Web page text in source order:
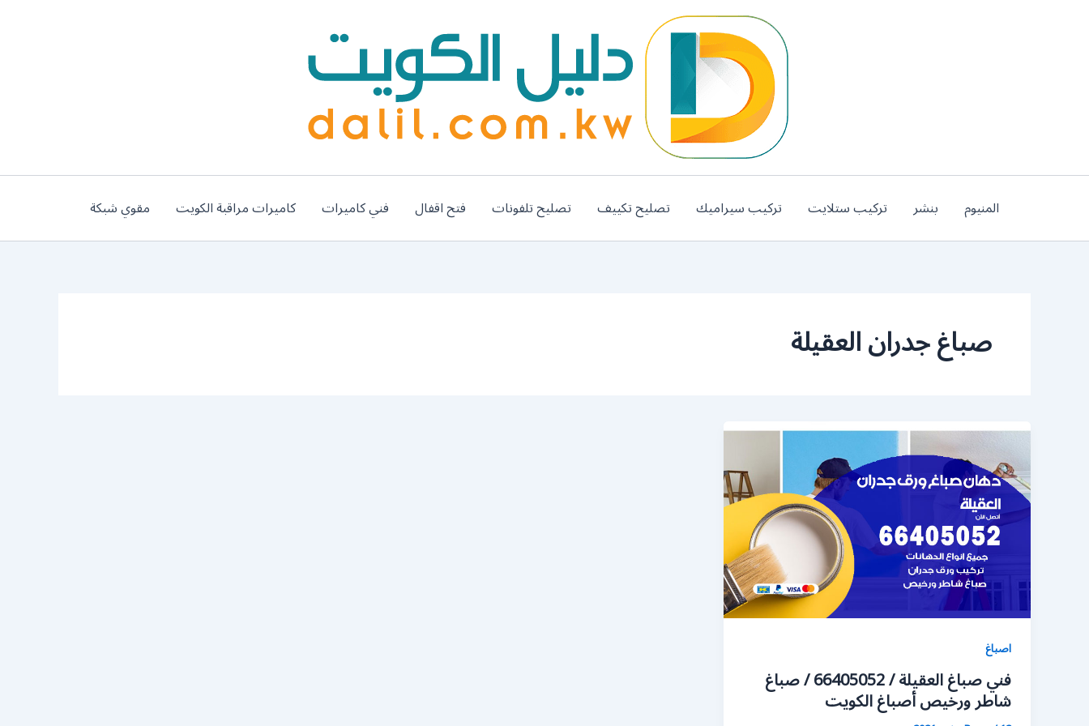
المنيوم بنشر تركيب ستلايت تركيب سيراميك تصليح تكييف تصليح تلفونات فتح اقفال فني كاميرات كاميرات مراقبة الكويت مقوي شبكة
صباغ جدران العقيلة
اصباغ
فني صباغ العقيلة / 66405052 / صباغ
شاطر ورخيص أصباغ الكويت